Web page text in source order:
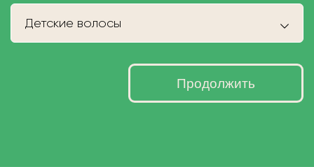
Детские волосы
Продолжить